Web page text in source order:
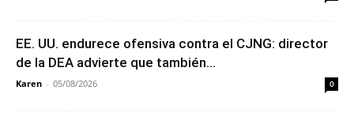
EE. UU. endurece ofensiva contra el CJNG: director
de la DEA advierte que también...
Karen - 05/08/2026 0